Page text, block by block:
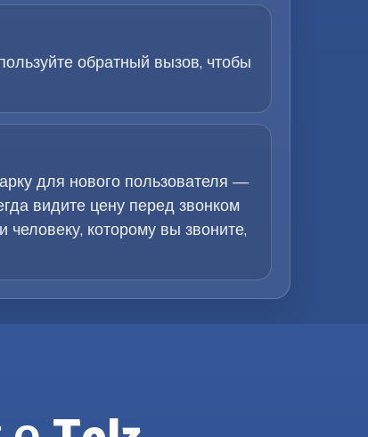
обратный вызов, чтобы
для нового пользователя —
видите цену перед звонком
которому вы звоните,